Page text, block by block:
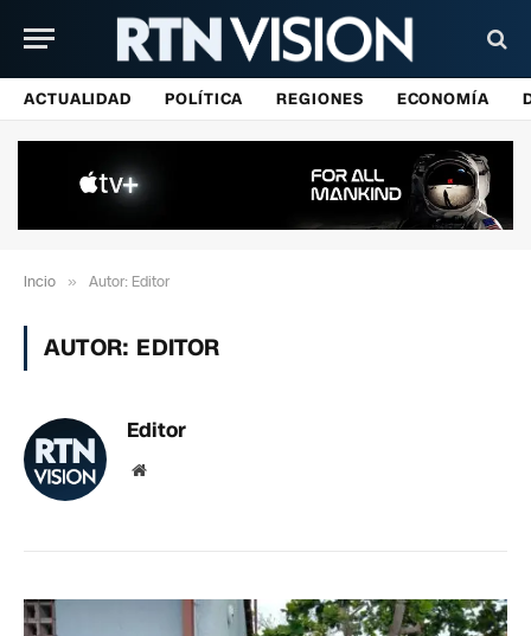
ACTUALIDAD POLÍTICA REGIONES ECONOMÍA
Incio » Autor: Editor
AUTOR: EDITOR
Editor
Sitio